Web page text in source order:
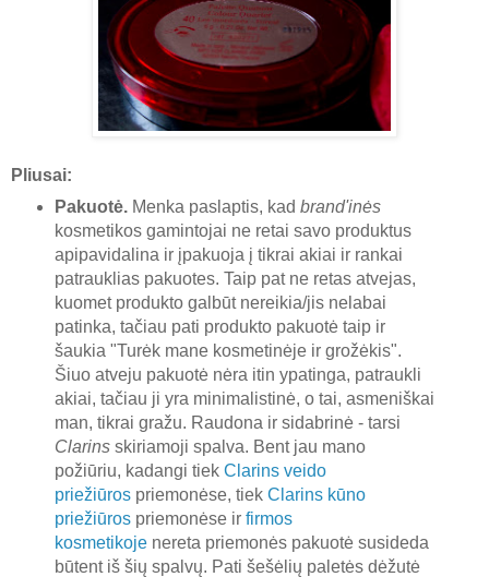
Pliusai:
Pakuotė. Menka paslaptis, kad brand'inės
kosmetikos gamintojai ne retai savo produktus
apipavidalina ir įpakuoja į tikrai akiai ir rankai
patrauklias pakuotes. Taip pat ne retas atvejas,
kuomet produkto galbūt nereikia/jis nelabai
patinka, tačiau pati produkto pakuotė taip ir
šaukia "Turėk mane kosmetinėje ir grožėkis".
Šiuo atveju pakuotė nėra itin ypatinga, patraukli
akiai, tačiau ji yra minimalistinė, o tai, asmeniškai
man, tikrai gražu. Raudona ir sidabrinė - tarsi
Clarins skiriamoji spalva. Bent jau mano
požiūriu, kadangi tiek Clarins veido
priežiūrospriemonėse, tiek Clarins kūno
priežiūrospriemonėse ir firmos
kosmetikojenereta priemonės pakuotė susideda
būtent iš šių spalvų. Pati šešėlių paletės dėžutė